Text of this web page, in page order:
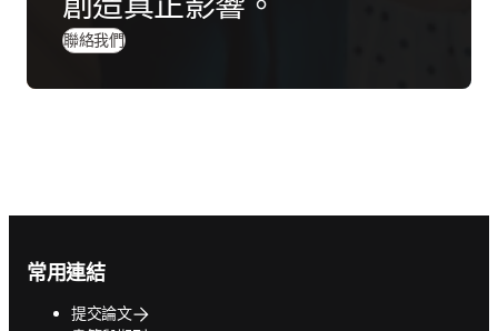
聯絡我們
常用連結
提交論文